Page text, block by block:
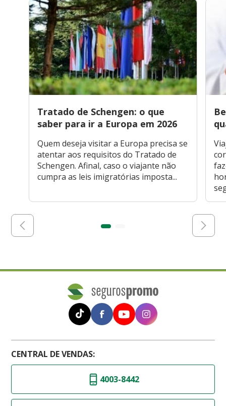
Tratado de Schengen: o que
saber para ir a Europa em 2026
Quem deseja visitar a Europa precisa se
atentar aos requisitos do Tratado de
Schengen. Afinal, caso o viajante não
cumpra as leis imigratórias imposta...
CENTRAL DE VENDAS:
4003-8442